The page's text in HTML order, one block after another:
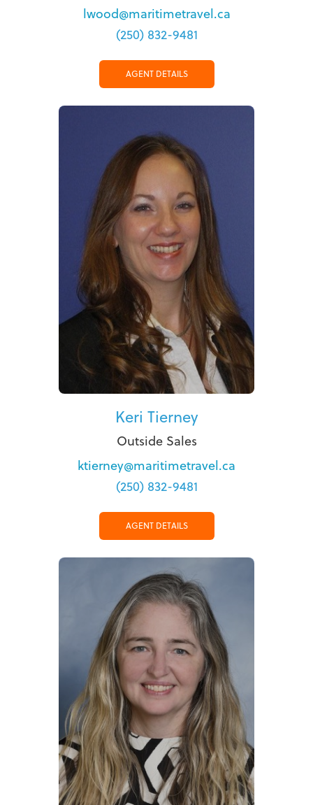
lwood@maritimetravel.ca
(250) 832-9481
AGENT DETAILS
Keri Tierney
Outside Sales
ktierney@maritimetravel.ca
(250) 832-9481
AGENT DETAILS